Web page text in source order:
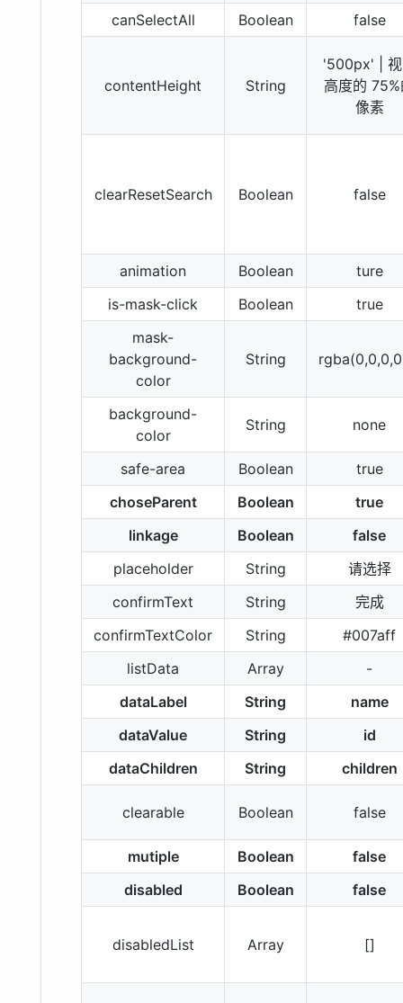
canSelectAll Boolean false
contentHeight String
'500px' |
高度的
像素
clearResetSearch Boolean false
animation Boolean
ture
is-mask-click
Boolean
true
mask-
background-
color
String
background-
color
String none
safe-area Boolean
true
choseParent
Boolean
true
linkage
Boolean
false
placeholder
String
请选择
confirmText
String
完成
confirmTextColor
String
#007aff
listData
Array
-
dataLabel
String
name
dataValue
String
id
dataChildren
String children
clearable Boolean false
mutiple Boolean
false
disabled
Boolean false
disabledList Array []